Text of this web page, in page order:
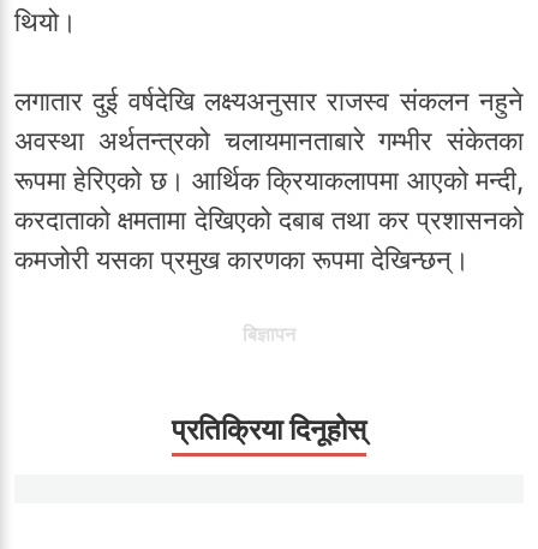
थियो।
लगातार दुई वर्षदेखि लक्ष्यअनुसार राजस्व संकलन नहुने
अवस्था अर्थतन्त्रको चलायमानताबारे गम्भीर संकेतका
रूपमा हेरिएको छ। आर्थिक क्रियाकलापमा आएको मन्दी,
करदाताको क्षमतामा देखिएको दबाब तथा कर प्रशासनको
कमजोरी यसका प्रमुख कारणका रूपमा देखिन्छन्।
बिज्ञापन
प्रतिक्रिया दिनूहोस्